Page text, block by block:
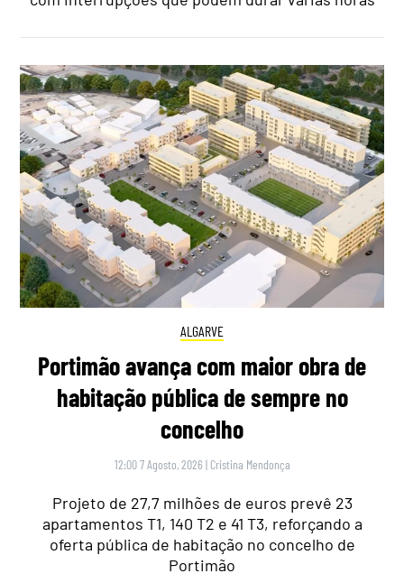
ALGARVE
Portimão avança com maior obra de
habitação pública de sempre no
concelho
12:00 7 Agosto, 2026 | Cristina Mendonça
Projeto de 27,7 milhões de euros prevê 23
apartamentos T1, 140 T2 e 41 T3, reforçando a
oferta pública de habitação no concelho de
Portimão